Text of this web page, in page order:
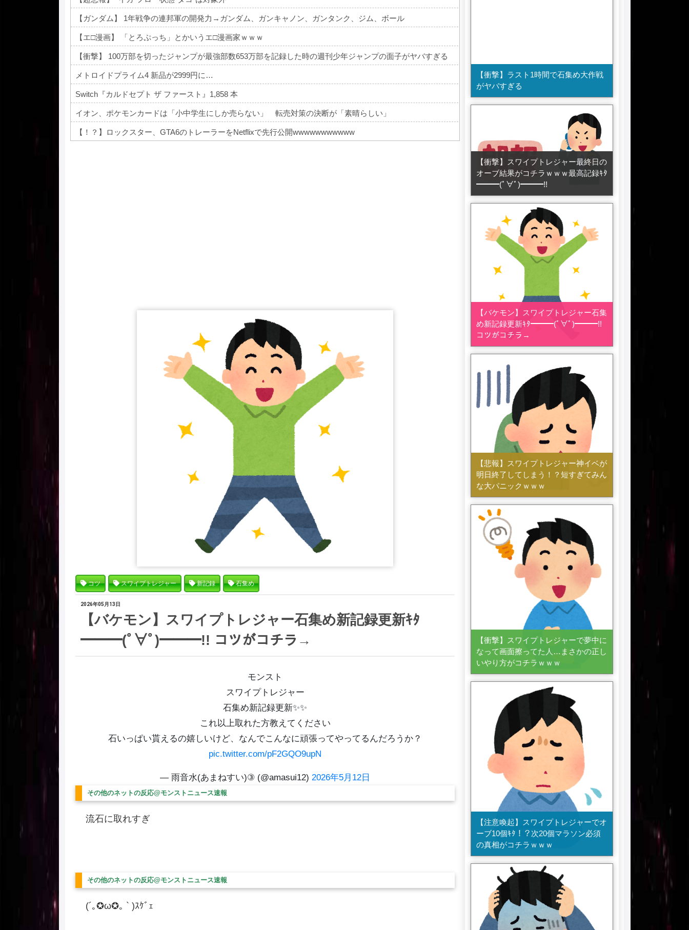
【ガンダム】 1年戦争の連邦軍の開発力→ガンダム、ガンキャノン、ガンタンク、ジム、ボール
【エ□漫画】 「とろぷっち」とかいうエ□漫画家ｗｗｗ
【衝撃】 100万部を切ったジャンプが最強部数653万部を記録した時の週刊少年ジャンプの面子がヤバすぎる
メトロイドプライム4 新品が2999円に…
Switch『カルドセプト ザ ファースト』1,858 本
イオン、ポケモンカードは「小中学生にしか売らない」 転売対策の決断が「素晴らしい」
【！？】ロックスター、GTA6のトレーラーをNetflixで先行公開wwwwwwwwwww
コツ スワイプトレジャー 新記録 石集め
2026年05月13日
【バケモン】スワイプトレジャー石集め新記録更新ｷﾀ
━━━(ﾟ∀ﾟ)━━━!! コツがコチラ→
モンスト
スワイプトレジャー
石集め新記録更新✨✨
これ以上取れた方教えてください
石いっぱい貰えるの嬉しいけど、なんでこんなに頑張ってやってるんだろうか？
pic.twitter.com/pF2GQO9upN
— 雨音水(あまねすい)③ (@amasui12) 2026年5月12日
その他のネットの反応@モンストニュース速報
流石に取れすぎ
その他のネットの反応@モンストニュース速報
(´｡✪ω✪｡ ` )ｽｹﾞｪ
【衝撃】ラスト1時間で石集め大作戦
がヤバすぎる
【衝撃】スワイプトレジャー最終日の
オーブ結果がコチラｗｗｗ最高記録ｷﾀ
━━━(ﾟ∀ﾟ)━━━!!
【バケモン】スワイプトレジャー石集
め新記録更新ｷﾀ━━━(ﾟ∀ﾟ)━━━!!
コツがコチラ→
【悲報】スワイプトレジャー神イベが
明日終了してしまう！？短すぎてみん
な大パニックｗｗｗ
【衝撃】スワイプトレジャーで夢中に
なって画面擦ってた人…まさかの正し
いやり方がコチラｗｗｗ
【注意喚起】スワイプトレジャーでオ
ーブ10個ｷﾀ！？次20個マラソン必須
の真相がコチラｗｗｗ